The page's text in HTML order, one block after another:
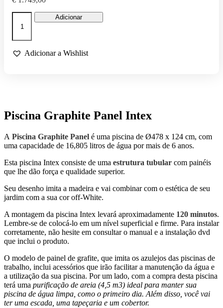
Quantidade
INTEX
GRAPHITE
Adicionar
Adicionar a Wishlist
Piscina Graphite Panel Intex
A Piscina Graphite Panel é uma piscina de Ø478 x 124 cm, com
uma capacidade de 16,805 litros de água por mais de 6 anos.
Esta piscina Intex consiste de uma estrutura tubular com painéis
que lhe dão força e qualidade superior.
Seu desenho imita a madeira e vai combinar com o estética de seu
jardim com a sua cor off-White.
A montagem da piscina Intex levará aproximadamente 120 minutos.
Lembre-se de colocá-lo em um nível superficial e firme. Para instalar
corretamente, não hesite em consultar o manual e a instalação dvd
que inclui o produto.
O modelo de painel de grafite, que imita os azulejos das piscinas de
trabalho, inclui acessórios que irão facilitar a manutenção da água e
a utilização da sua piscina. Por um lado, com a compra desta piscina
terá uma purificação de areia (4,5 m3) ideal para manter sua
piscina de água limpa, como o primeiro dia. Além disso, você vai
ter uma escada, uma tapeçaria e um cobertor.